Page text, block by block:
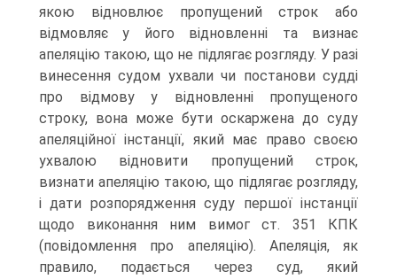
якою відновлює пропущений строк або
відмовляє у його відновленні та визнає
апеляцію такою, що не підлягає розгляду. У разі
винесення судом ухвали чи постанови судді
про відмову у відновленні пропущеного
строку, вона може бути оскаржена до суду
апеляційної інстанції, який має право своєю
ухвалою відновити пропущений строк,
визнати апеляцію такою, що підлягає розгляду,
і дати розпорядження суду першої інстанції
щодо виконання ним вимог ст. 351 КПК
(повідомлення про апеляцію). Апеляція, як
правило, подається через суд, який